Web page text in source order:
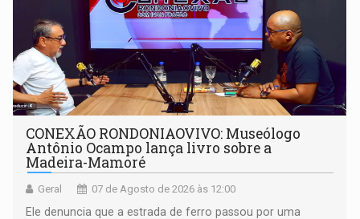
CONEXÃO RONDONIAOVIVO: Museólogo
Antônio Ocampo lança livro sobre a
Madeira-Mamoré
Geral 07 de Agosto de 2026 às 12:00
Ele denuncia que a estrada de ferro passou por uma